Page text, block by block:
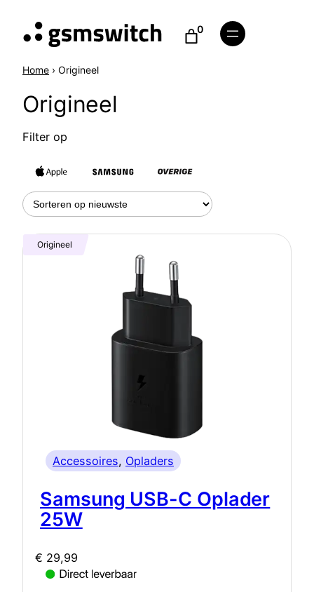
naar
inhoud
0
Home › Origineel
Origineel
Filter op
Origineel
Accessoires, Opladers
Samsung USB-C Oplader
25W
€ 29,99